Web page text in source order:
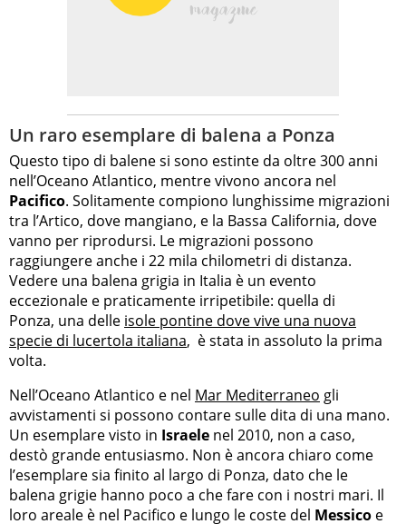
Un raro esemplare di balena a Ponza
Questo tipo di balene si sono estinte da oltre 300 anni
nell’Oceano Atlantico, mentre vivono ancora nel
Pacifico. Solitamente compiono lunghissime migrazioni
tra l’Artico, dove mangiano, e la Bassa California, dove
vanno per riprodursi. Le migrazioni possono
raggiungere anche i 22 mila chilometri di distanza.
Vedere una balena grigia in Italia è un evento
eccezionale e praticamente irripetibile: quella di
Ponza, una delle isole pontine dove vive una nuova
specie di lucertola italiana, è stata in assoluto la prima
volta.
Nell’Oceano Atlantico e nel Mar Mediterraneo gli
avvistamenti si possono contare sulle dita di una mano.
Un esemplare visto in Israele nel 2010, non a caso,
destò grande entusiasmo. Non è ancora chiaro come
l’esemplare sia finito al largo di Ponza, dato che le
balena grigie hanno poco a che fare con i nostri mari. Il
loro areale è nel Pacifico e lungo le coste del Messico e